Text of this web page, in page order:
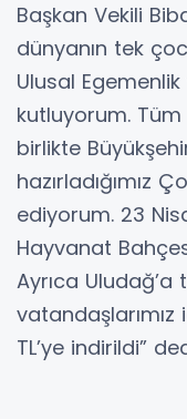
Başkan Vekili
dünyanın tek
Ulusal Egemenlik
kutluyorum.
birlikte
hazırladığımız
ediyorum. 23
Hayvanat
Ayrıca
TL’ye indirildi”